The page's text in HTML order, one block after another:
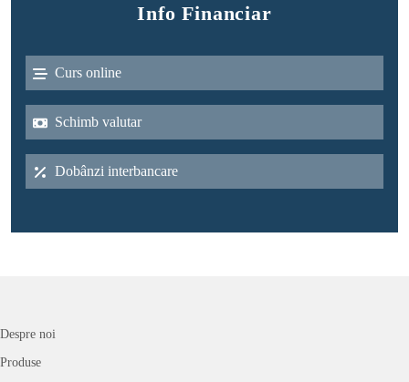
Info Financiar
Curs online
Schimb valutar
Dobânzi interbancare
Despre noi
Produse